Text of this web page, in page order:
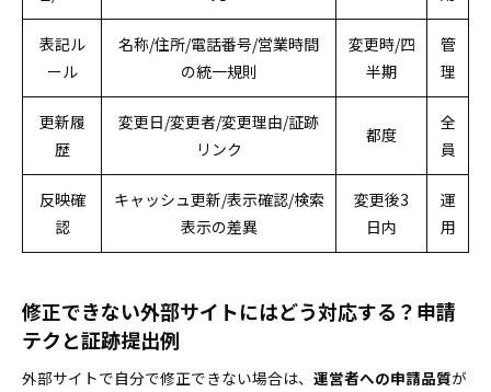
表記ル
ール
名称/住所/電話番号/営業時間
の統一規則
変更時/四
半期
管
理
更新履
歴
変更日/変更者/変更理由/証跡
リンク
都度
全
員
反映確
認
キャッシュ更新/表示確認/検索
表示の差異
変更後3
日内
運
用
修正できない外部サイトにはどう対応する？申請
テクと証跡提出例
外部サイトで自分で修正できない場合は、 運営者への申請品質が